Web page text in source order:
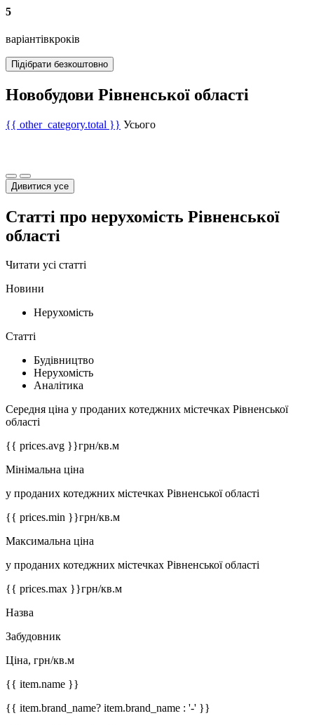
5
варіантівкроків
Підібрати безкоштовно
Новобудови Рівненської області
{{ other_category.total }} Усього
Дивитися усе
Статті про нерухомість Рівненської
області
Читати усі статті
Новини
Нерухомість
Статті
Будівництво
Нерухомість
Аналітика
Середня ціна у проданих котеджних містечках Рівненської
області
{{ prices.avg }}грн/кв.м
Мінімальна ціна
у проданих котеджних містечках Рівненської області
{{ prices.min }}грн/кв.м
Максимальна ціна
у проданих котеджних містечках Рівненської області
{{ prices.max }}грн/кв.м
Назва
Забудовник
Ціна, грн/кв.м
{{ item.name }}
{{ item.brand_name? item.brand_name : '-' }}